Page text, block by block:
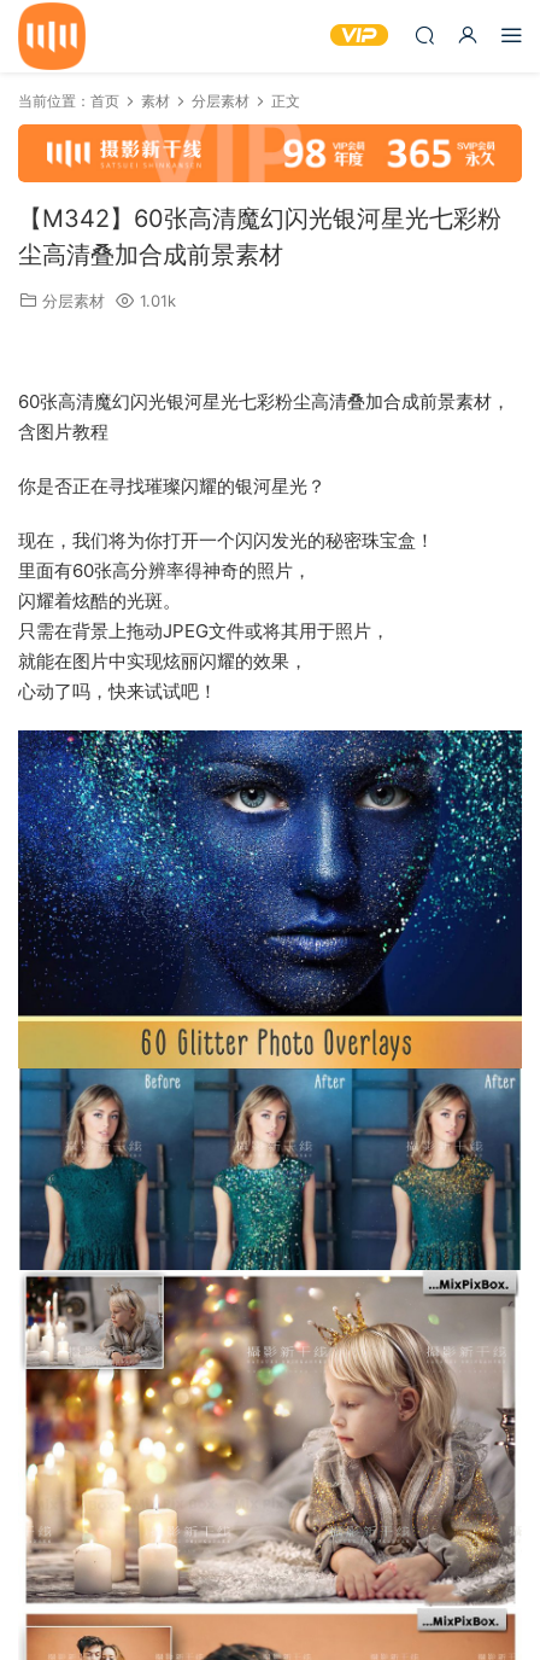
当前位置： 首页 素材 分层素材 正文
【M342】60张高清魔幻闪光银河星光七彩粉
尘高清叠加合成前景素材
分层素材 1.01k
60张高清魔幻闪光银河星光七彩粉尘高清叠加合成前景素材，
含图片教程
你是否正在寻找璀璨闪耀的银河星光？
现在，我们将为你打开一个闪闪发光的秘密珠宝盒！
里面有60张高分辨率得神奇的照片，
闪耀着炫酷的光斑。
只需在背景上拖动JPEG文件或将其用于照片，
就能在图片中实现炫丽闪耀的效果，
心动了吗，快来试试吧！